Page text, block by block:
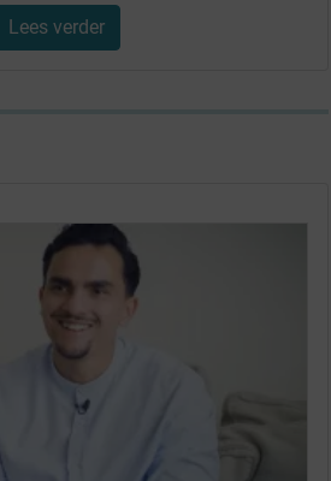
Lees verder